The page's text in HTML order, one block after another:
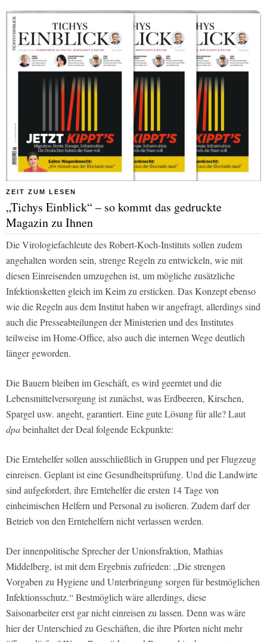
ZEIT ZUM LESEN
„Tichys Einblick“ – so kommt das gedruckte
Magazin zu Ihnen
Die Virologiefachleute des Robert-Koch-Instituts sollen zudem
angehalten worden sein, strenge Regeln zu entwickeln, wie mit
diesen Einreisenden umzugehen ist, um mögliche zusätzliche
Infektionsketten gleich im Keim zu ersticken. Das Konzept ebenso
wie die Regeln aus dem Institut haben wir angefragt, allerdings sind
auch die Presseabteilungen der Ministerien und des Institutes
teilweise im Home-Office, also auch die internen Wege deutlich
länger geworden.
Die Bauern bleiben im Geschäft, es wird geerntet und die
Lebensmittelversorgung ist zunächst, was Erdbeeren, Kirschen,
Spargel usw. angeht, garantiert. Eine gute Lösung für alle? Laut
dpabeinhaltet der Deal folgende Eckpunkte:
Die Erntehelfer sollen ausschließlich in Gruppen und per Flugzeug
einreisen. Geplant ist eine Gesundheitsprüfung. Und die Landwirte
sind aufgefordert, ihre Erntehelfer die ersten 14 Tage von
einheimischen Helfern und Personal zu isolieren. Zudem darf der
Betrieb von den Erntehelfern nicht verlassen werden.
Der innenpolitische Sprecher der Unionsfraktion, Mathias
Middelberg, ist mit dem Ergebnis zufrieden: „Die strengen
Vorgaben zu Hygiene und Unterbringung sorgen für bestmöglichen
Infektionsschutz.“ Bestmöglich wäre allerdings, diese
Saisonarbeiter erst gar nicht einreisen zu lassen. Denn was wäre
hier der Unterschied zu Geschäften, die ihre Pforten nicht mehr